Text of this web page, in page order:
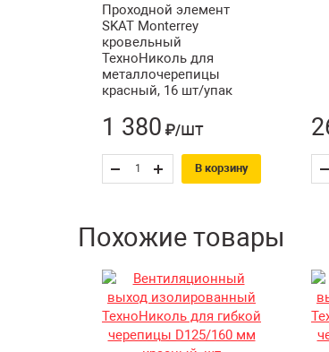
Проходной элемент
SKAT Monterrey
кровельный
ТехноНиколь для
металлочерепицы
красный, 16 шт/упак
1 380 ₽/шт
В корзину
Похожие товары